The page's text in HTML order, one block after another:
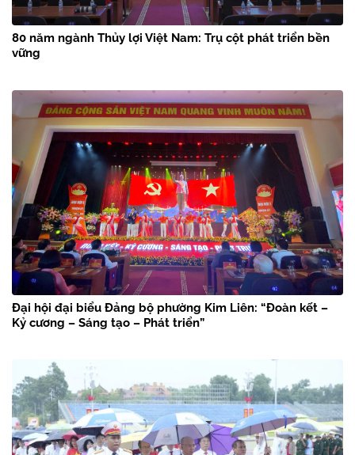
80 năm ngành Thủy lợi Việt Nam: Trụ cột phát triển bền
vững
Đại hội đại biểu Đảng bộ phường Kim Liên: “Đoàn kết –
Kỷ cương – Sáng tạo – Phát triển”